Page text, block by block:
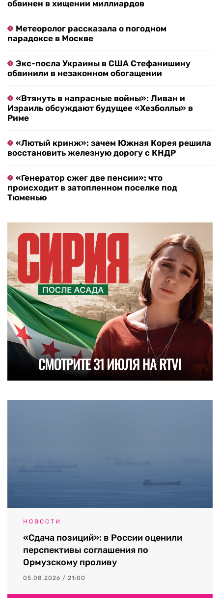
обвинен в хищении миллиардов
Метеоролог рассказала о погодном
парадоксе в Москве
Экс-посла Украины в США Стефанишину
обвинили в незаконном обогащении
«Втянуть в напрасные войны»: Ливан и
Израиль обсуждают будущее «Хезболлы» в
Риме
«Лютый кринж»: зачем Южная Корея решила
восстановить железную дорогу с КНДР
«Генератор сжег две пенсии»: что
происходит в затопленном поселке под
Тюменью
НОВОСТИ
«Сдача позиций»: в России оценили
перспективы соглашения по
Ормузскому проливу
05.08.2026 / 21:00